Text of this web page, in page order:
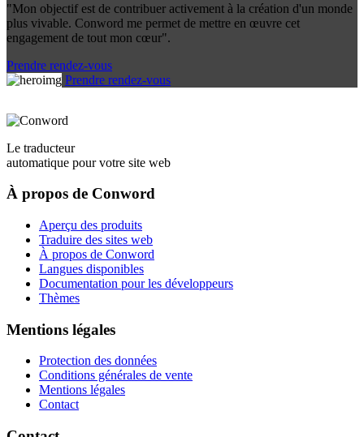
"Mon objectif est de contribuer activement à la création d'un monde
plus vivable. Conword me permet de mettre en œuvre cet
engagement de tout mon cœur".
Prendre rendez-vous
Prendre rendez-vous
Le traducteur
automatique pour votre site web
À propos de Conword
Aperçu des produits
Traduire des sites web
À propos de Conword
Langues disponibles
Documentation pour les développeurs
Thèmes
Mentions légales
Protection des données
Conditions générales de vente
Mentions légales
Contact